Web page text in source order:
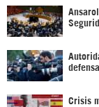
Crisis